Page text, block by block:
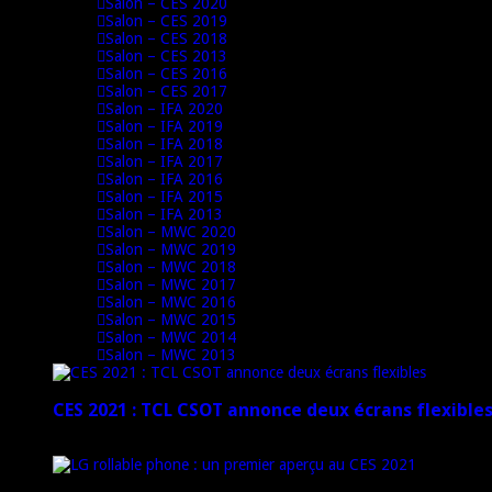
Salon – CES 2020
Salon – CES 2019
Salon – CES 2018
Salon – CES 2013
Salon – CES 2016
Salon – CES 2017
Salon – IFA 2020
Salon – IFA 2019
Salon – IFA 2018
Salon – IFA 2017
Salon – IFA 2016
Salon – IFA 2015
Salon – IFA 2013
Salon – MWC 2020
Salon – MWC 2019
Salon – MWC 2018
Salon – MWC 2017
Salon – MWC 2016
Salon – MWC 2015
Salon – MWC 2014
Salon – MWC 2013
CES 2021 : TCL CSOT annonce deux écrans flexibles